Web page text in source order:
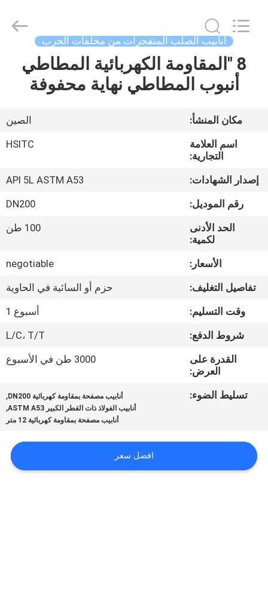
المنزل
حولنا
جولة
المصنع
مراقبة
الجودة
اتصل
خريطة
Co.,Ltd.
Developed
أنابيب الصلب المتفجرات من مخلفات الحرب
8 "المقاومة الكهربائية المطاطي
أنبوب المطاطي نهاية محفوفة
مكان المنشأ:
الصين
اسم العلامة
التجارية:
HSITC
إصدار الشهادات:
API 5L ASTM A53
رقم الموديل:
DN200
الحد الأدنى
لكمية:
100 طن
الأسعار:
negotiable
تفاصيل التغليف:
حزم أو السائبة في الحاوية
وقت التسليم:
أسبوع 1
شروط الدفع:
L/C، T/T
القدرة على
العرض:
3000 طن في الأسبوع
تسليط الضوء: أنابيب مصفحة بمقاومة كهربائية DN200 ,
أنابيب الفولاذ ذات القطر الكبير ASTM A53 ,
أنابيب مصفحة بمقاومة كهربائية 12 متر
افضل سعر